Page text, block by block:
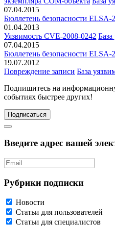
07.04.2015
Бюллетень безопасности ELSA-
01.04.2013
Уязвимость CVE-2008-0242 База
07.04.2015
Бюллетень безопасности ELSA-
19.07.2012
Повреждение записи База
Подпишитесь на
событиях быстрее других!
Подписаться
Введите адрес вашей
Рубрики подписки
Новости
Статьи для пользователей
Статьи для специалистов